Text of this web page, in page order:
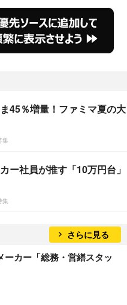
45％増量！ファミマ夏の大
集
ー社員が推す「10万円台」
集
さらに見る
カー「総務・営繕スタッ